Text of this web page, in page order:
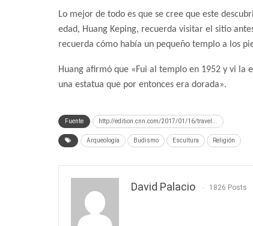
Lo mejor de todo es que se cree que este
edad, Huang Keping, recuerda visitar el sitio
recuerda cómo había un pequeño templo a los
Huang afirmó que «Fui al templo en 1952 y vi la
una estatua que por entonces era dorada».
Fuente http://edition.cnn.com/2017/01/16/travel...
Arqueología Budismo Escultura Religión
David Palacio 1826 Posts